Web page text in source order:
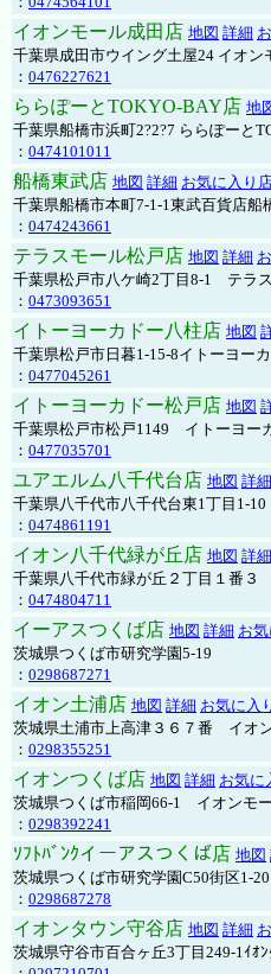
イオンモール成田店 地図 詳細
千葉県成田市ウイング土屋24 イオン
： 0476227621
ららぽーとTOKYO-BAY店 地
千葉県船橋市浜町2?2?7 ららぽーと
： 0474101011
船橋東武店 地図 詳細 お気に入り
千葉県船橋市本町7-1-1東武百貨店船
： 0474243661
テラスモール松戸店 地図 詳細
千葉県松戸市八ケ崎2丁目8-1 テラ
： 0473093651
イトーヨーカドー八柱店 地図
千葉県松戸市日暮1-15-8イトーヨー
： 0477045261
イトーヨーカドー松戸店 地図
千葉県松戸市松戸1149 イトーヨー
： 0477035701
ユアエルム八千代台店 地図 詳細
千葉県八千代市八千代台東1丁目1-
： 0474861191
イオン八千代緑が丘店 地図 詳細
千葉県八千代市緑が丘２丁目１番
： 0474804711
イーアスつくば店 地図 詳細 お
茨城県つくば市研究学園5-19
： 0298687271
イオン土浦店 地図 詳細 お気に入
茨城県土浦市上高津３６７番 イオ
： 0298355251
イオンつくば店 地図 詳細 お気に
茨城県つくば市稲岡66-1 イオンモ
： 0298392241
ｿﾌﾄﾊﾞﾝｸイーアスつくば店 地図
茨城県つくば市研究学園C50街区1-
： 0298687278
イオンタウン守谷店 地図 詳細
茨城県守谷市百合ヶ丘3丁目249-1ｲｵ